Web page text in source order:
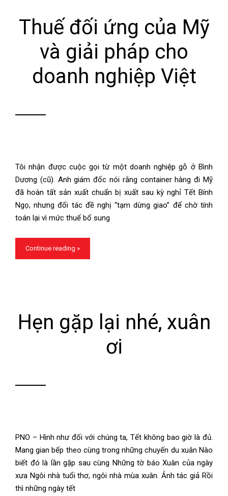
Thuế đối ứng của Mỹ
và giải pháp cho
doanh nghiệp Việt
Tôi nhận được cuộc gọi từ một doanh nghiệp gỗ ở Bình
Dương (cũ). Anh giám đốc nói rằng container hàng đi Mỹ
đã hoàn tất sản xuất chuẩn bị xuất sau kỳ nghỉ Tết Bính
Ngọ, nhưng đối tác đề nghị “tạm dừng giao” để chờ tính
toán lại vì mức thuế bổ sung
Continue reading »
Hẹn gặp lại nhé, xuân
ơi
PNO – Hình như đối với chúng ta, Tết không bao giờ là đủ.
Mang gian bếp theo cùng trong những chuyến du xuân Nào
biết đó là lần gặp sau cùng Những tờ báo Xuân của ngày
xưa Ngôi nhà tuổi thơ, ngôi nhà mùa xuân. Ảnh tác giả Rồi
thì những ngày tết